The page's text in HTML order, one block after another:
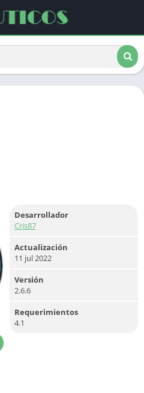
Desarrollador
Cris87
Actualización
11 jul 2022
Versión
2.6.6
Requerimientos
4.1